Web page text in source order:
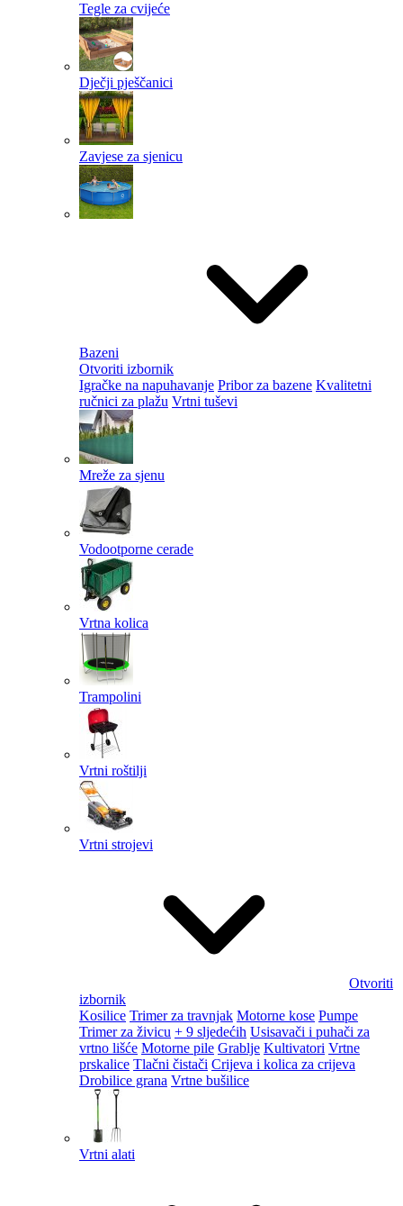
Tegle za cvijeće
Dječji pješčanici
Zavjese za sjenicu
Bazeni
Otvoriti izbornik
Igračke na napuhavanje Pribor za bazene Kvalitetni
ručnici za plažu Vrtni tuševi
Mreže za sjenu
Vodootporne cerade
Vrtna kolica
Trampolini
Vrtni roštilji
Vrtni strojevi
Otvoriti
izbornik
Kosilice Trimer za travnjak Motorne kose Pumpe
Trimer za živicu + 9 sljedećih Usisavači i puhači za
vrtno lišće Motorne pile Grablje Kultivatori Vrtne
prskalice Tlačni čistači Crijeva i kolica za crijeva
Drobilice grana Vrtne bušilice
Vrtni alati